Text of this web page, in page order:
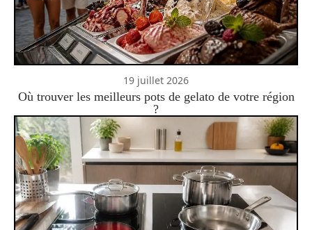
19 juillet 2026
Où trouver les meilleurs pots de gelato de votre région
?